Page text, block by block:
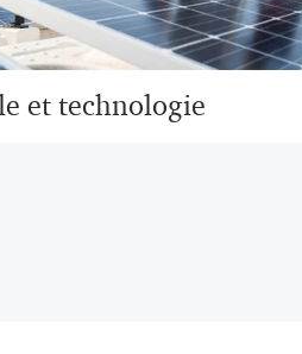
et technologie